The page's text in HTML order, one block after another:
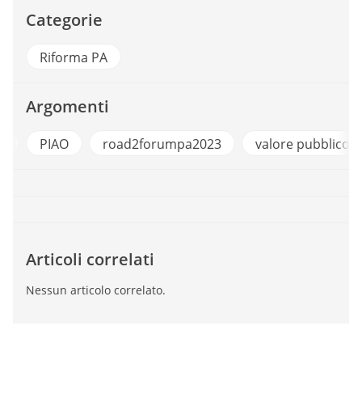
Categorie
Riforma PA
Argomenti
PIAO road2forumpa2023 valore pubblico
Articoli correlati
Nessun articolo correlato.